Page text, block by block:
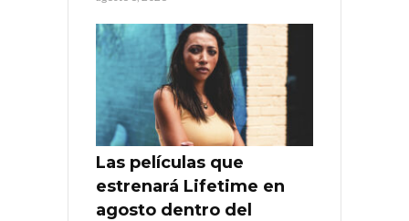
Las películas que
estrenará Lifetime en
agosto dentro del